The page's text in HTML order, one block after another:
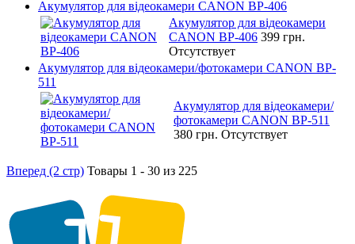
Акумулятор для відеокамери CANON BP-406
Акумулятор для відеокамери
CANON BP-406 399 грн.
Отсутствует
Акумулятор для відеокамери/фотокамери CANON BP-
511
Акумулятор для відеокамери/
фотокамери CANON BP-511
380 грн. Отсутствует
Вперед (2 стр) Товары 1 - 30 из 225